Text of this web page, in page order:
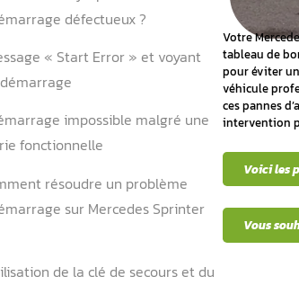
système électronique
1.2. Protection antivol et sécurité du
propriétaire légitime
2. Quels sont les symptômes d’un
antidémarrage défectueux ?
2.1. Message « Start Error » et voyant